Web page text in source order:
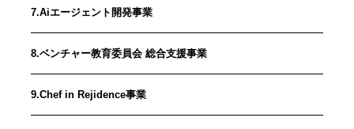
7.Aiエージェント開発事業
8.ベンチャー教育委員会 総合支援事業
9.Chef in Rejidence事業